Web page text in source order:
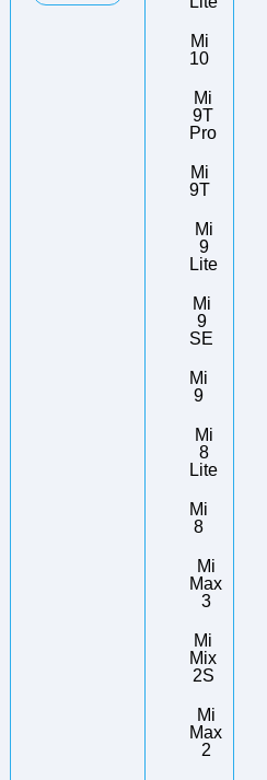
Mi
10
Mi
9T
Pro
Mi
9T
Mi
9
Lite
Mi
9
SE
Mi
9
Mi
8
Lite
Mi
8
Mi
Max
3
Mi
Mix
2S
Mi
Max
2